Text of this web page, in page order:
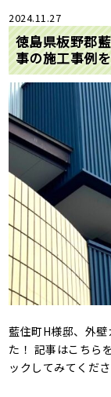
2024.11.27
徳島県板野郡
事の施工事例
藍住町H様邸、外
た！ 記事はこちら
ックしてみてくだ